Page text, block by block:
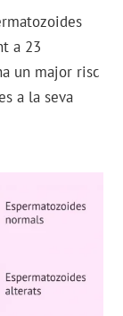
a 23
un major risc
a la seva